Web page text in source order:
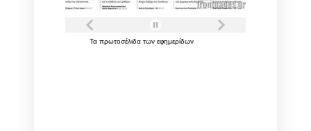
Τα πρωτοσέλιδα των εφημερίδων